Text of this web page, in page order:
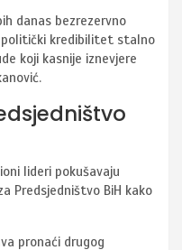
danas bezrezervno
politički kredibilitet stalno
koji kasnije iznevjere
lideri pokušavaju
Predsjedništvo BiH kako
pronaći drugog